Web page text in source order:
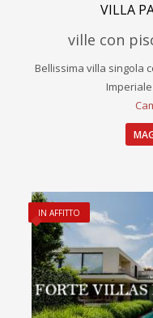
VILLA
ville con
Bellissima villa singola
IN AFFITTO